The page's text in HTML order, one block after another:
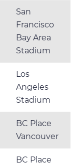
San
Francisco
Bay Area
Stadium
Los
Angeles
Stadium
BC Place
Vancouver
BC Place